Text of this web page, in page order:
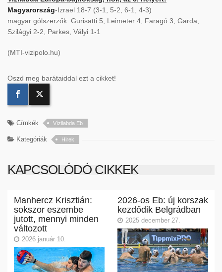
Magyarország-Izrael 18-7 (3-1, 5-2, 6-1, 4-3)
magyar gólszerzők: Gurisatti 5, Leimeter 4, Faragó 3, Garda,
Szilágyi 2-2, Parkes, Vályi 1-1
(MTI-vizipolo.hu)
Oszd meg barátaiddal ezt a cikket!
Címkék Vízilabda Eb
Kategóriák Hirek
KAPCSOLÓDÓ CIKKEK
Manhercz Krisztián:
sokszor eszembe
jutott, mennyi minden
változott
2026 január 10.
2026-os Eb: új korszak
kezdődik Belgrádban
2025 december 27.